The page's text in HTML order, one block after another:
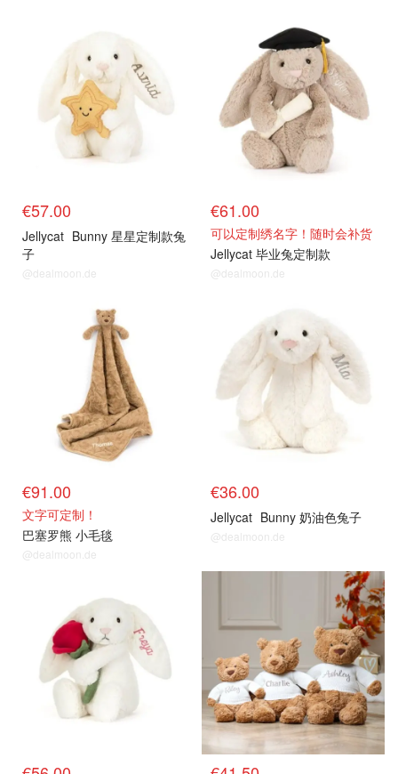
€57.00
Jellycat Bunny 星星定制款兔
子
@dealmoon.de
€61.00
可以定制绣名字！随时会补货
Jellycat 毕业兔定制款
@dealmoon.de
€91.00
文字可定制！
巴塞罗熊 小毛毯
@dealmoon.de
€36.00
Jellycat Bunny 奶油色兔子
@dealmoon.de